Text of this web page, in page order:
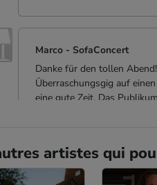
Marco - SofaConcert
Danke für den tollen
Überraschungsgig auf
eine gute Zeit. Das
dabei jeden mitgenommen.
außergewöhnlich, mit
artistes qui